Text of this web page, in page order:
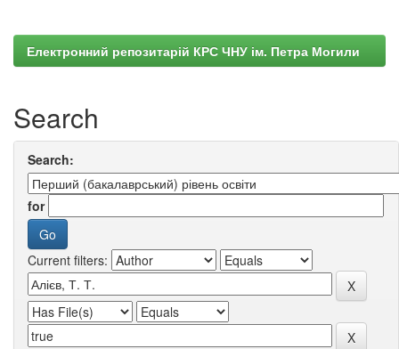
Електронний репозитарій КРС ЧНУ ім. Петра Могили
Search
Search:
for
Current filters: